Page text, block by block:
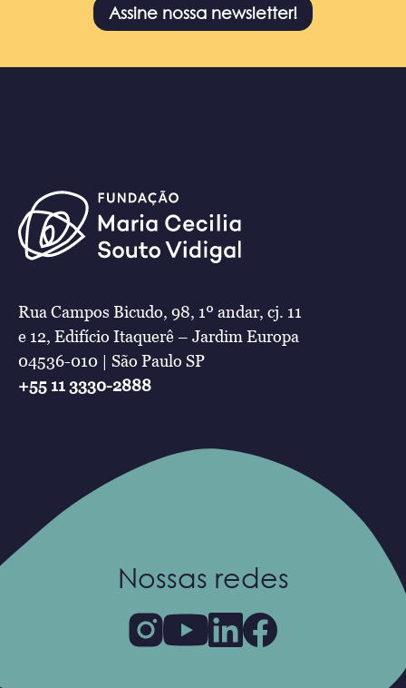
Assine nossa newsletter!
Rua Campos Bicudo, 98, 1º andar, cj. 11
e 12, Edifício Itaquerê – Jardim Europa
04536-010 | São Paulo SP
+55 11 3330-2888
Nossas redes